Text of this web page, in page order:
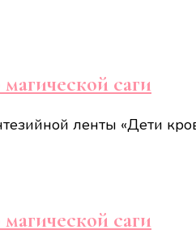
саги
ленты «Дети
саги